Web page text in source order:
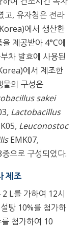
고, 유자청은 전라
에서 생산한
제공받아 4°C에
차 발효에 사용된
에서 제조한
물의 구성은
sakei
, Lactobacillus
, Leuconostoc
EMK07,
으로 구성되었다.
제조
L를 가하여 12시
탕 10%를 첨가하
첨가하여 10